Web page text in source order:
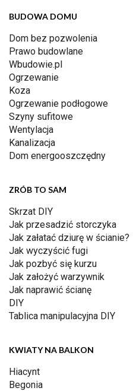
BUDOWA DOMU
Dom bez pozwolenia
Prawo budowlane
Wbudowie.pl
Ogrzewanie
Koza
Ogrzewanie podłogowe
Szyny sufitowe
Wentylacja
Kanalizacja
Dom energooszczędny
ZRÓB TO SAM
Skrzat DIY
Jak przesadzić storczyka
Jak załatać dziurę w ścianie?
Jak wyczyścić fugi
Jak pozbyć się kurzu
Jak założyć warzywnik
Jak naprawić ścianę
DIY
Tablica manipulacyjna DIY
KWIATY NA BALKON
Hiacynt
Begonia